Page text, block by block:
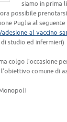
siamo in prima
possibile
Puglia al seguente
al-vaccino-
studio ed infermieri)
colgo l’occasione
comune di